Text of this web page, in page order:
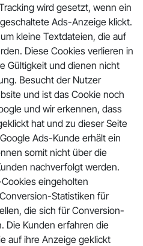
wird gesetzt, wenn ein
Ads-Anzeige klickt.
kleine Textdateien, die auf
Diese Cookies verlieren in
Gültigkeit und dienen nicht
Besucht der Nutzer
und ist das Cookie noch
und wir erkennen, dass
hat und zu dieser Seite
Ads-Kunde erhält ein
somit nicht über die
nachverfolgt werden.
eingeholten
Statistiken für
die sich für Conversion-
Die Kunden erfahren die
auf ihre Anzeige geklickt